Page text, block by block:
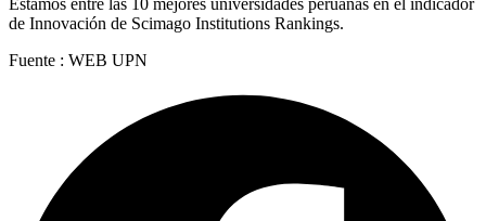
de Innovación de Scimago Institutions Rankings.
Fuente : WEB UPN